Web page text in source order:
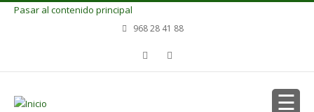
Pasar al contenido principal
968 28 41 88